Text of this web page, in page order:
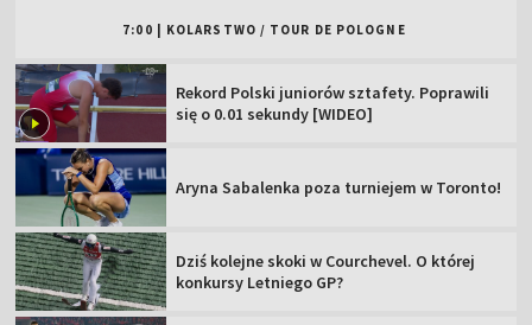
7:00 KOLARSTWO / TOUR DE POLOGNE
Rekord Polski juniorów sztafety. Poprawili
się o 0.01 sekundy [WIDEO]
Aryna Sabalenka poza turniejem w Toronto!
Dziś kolejne skoki w Courchevel. O której
konkursy Letniego GP?